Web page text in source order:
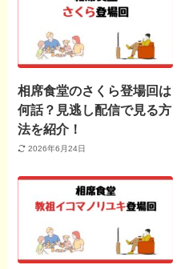
相席食堂のさくら登場回は
何話？見逃し配信で見る方
法を紹介！
2026年6月24日